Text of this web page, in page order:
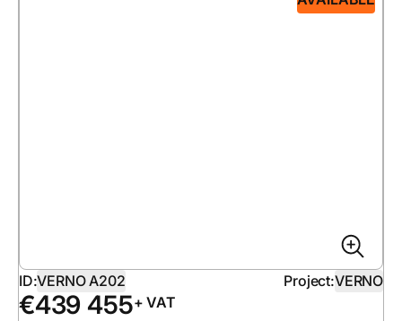
ID:VERNO A202 Project:VERNO
€439 455+ VAT